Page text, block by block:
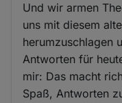
Und wir armen
uns mit diesem
herumzuschlagen
Antworten für
mir: Das macht
Spaß, Antworten